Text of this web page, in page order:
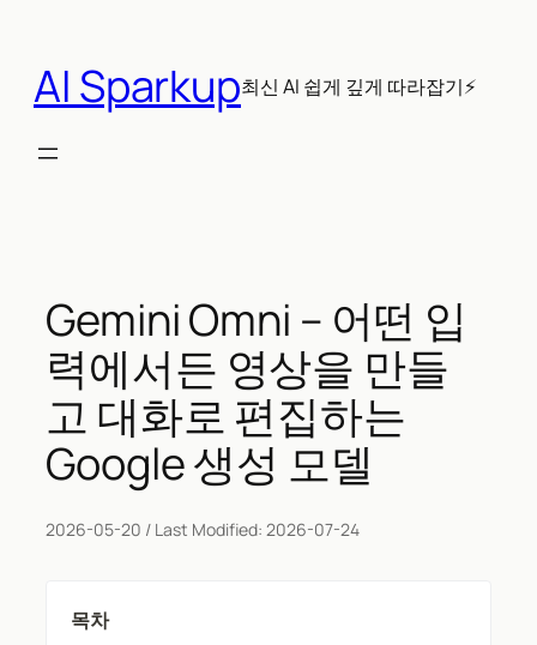
AI Sparkup최신 AI 쉽게 깊게 따라잡기⚡
Gemini Omni – 어떤 입
력에서든 영상을 만들
고 대화로 편집하는
Google 생성 모델
2026-05-20 / Last Modified: 2026-07-24
목차